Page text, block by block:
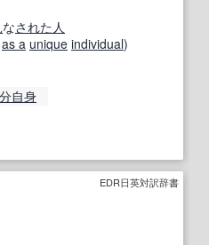
なされた人
as a unique individual)
自身
EDR日英対訳辞書